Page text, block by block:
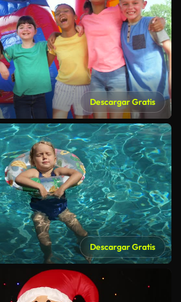
Descargar Gratis
Descargar Gratis